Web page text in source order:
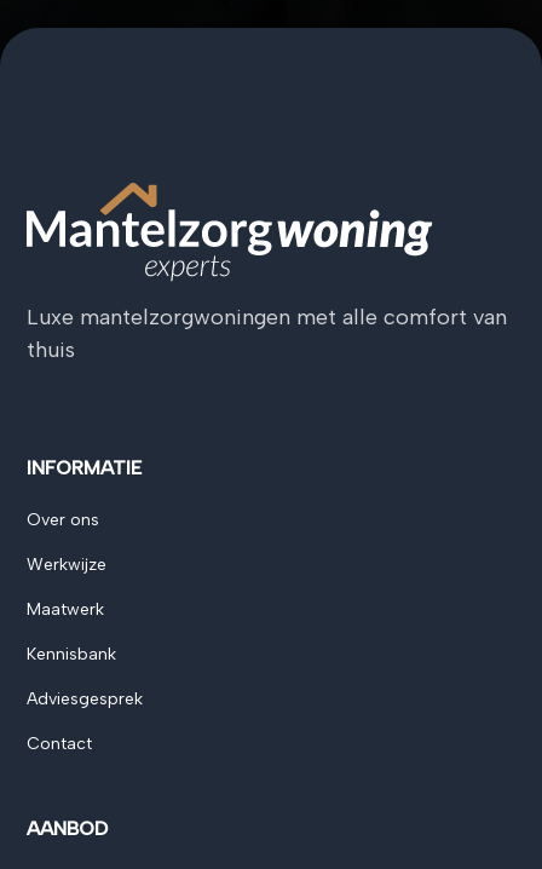
Luxe mantelzorgwoningen met alle comfort van
thuis
INFORMATIE
Over ons
Werkwijze
Maatwerk
Kennisbank
Adviesgesprek
Contact
AANBOD